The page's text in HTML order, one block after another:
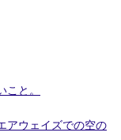
と。
アウェイズでの空の